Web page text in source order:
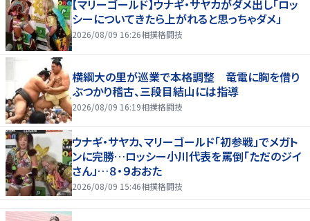
【マリーゴールド】ウナギ・サヤカがダメ出し「ロッ
シーについてきたら上がれると思っちゃダメ」
2026/08/09 16:26相撲格闘技
横綱大の里が巡業で本格調整 竜電に胸を借り
ぶつかり稽古、三段目結山には指導
2026/08/09 16:19相撲格闘技
ウナギ・サヤカ、マリーゴールド「初参戦」でメガト
ンに完勝…ロッシー小川代表を罵倒「ただのジイ
さん」…８・９おおた
2026/08/09 15:46相撲格闘技